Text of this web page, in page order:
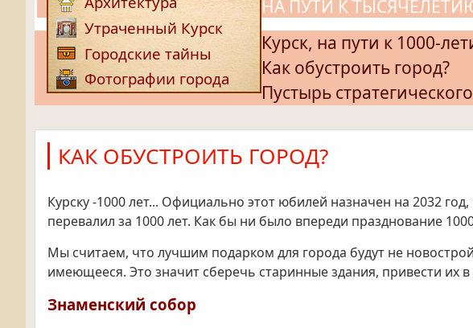
Утраченный Курск
Городские тайны
Фотографии города
НА ПУТИ К
Курск, на пути к 1000-
Как обустроить город?
Пустырь
КАК ОБУСТРОИТЬ ГОРОД?
Курску -1000 лет... Официально этот юбилей назначен на 2032
перевалил за 1000 лет. Как бы ни было впереди празднование
Мы считаем, что лучшим подарком для города будут не
имеющееся. Это значит сберечь старинные здания, привести их
Знаменский собор